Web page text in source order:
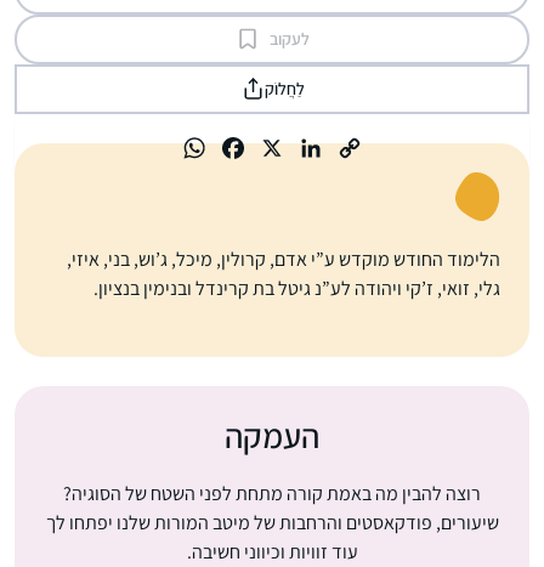
לעקוב
לַחֲלוֹק
הלימוד החודש מוקדש ע”י אדם, קרולין, מיכל, ג’וש, בני, איזי,
גלי, זואי, ז’קי ויהודה לע”נ גיטל בת קרינדל ובנימין בנציון.
העמקה
רוצה להבין מה באמת קורה מתחת לפני השטח של הסוגיה?
שיעורים, פודקאסטים והרחבות של מיטב המורות שלנו יפתחו לך
עוד זוויות וכיווני חשיבה.